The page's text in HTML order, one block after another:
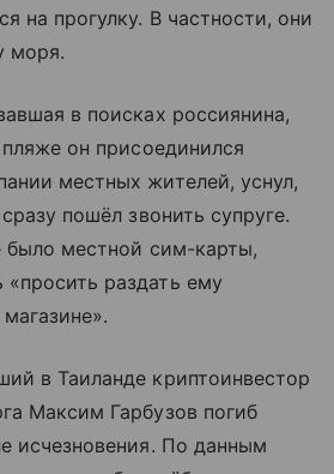
на прогулку. В частности, они
моря.
в поисках россиянина,
он присоединился
местных жителей, уснул,
пошёл звонить супруге.
было местной сим-карты,
раздать ему
в Таиланде криптоинвестор
Максим Гарбузов погиб
исчезновения. По данным